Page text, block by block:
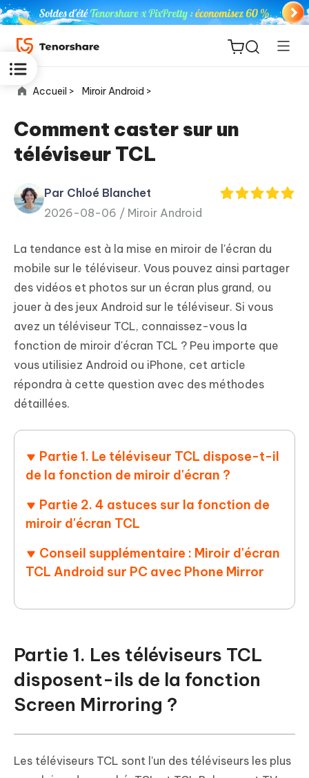
for iOS
PDNob
Editor
iAnyGo
Accueil > Miroir Android >
Comment caster sur un
téléviseur TCL
Par Chloé Blanchet
2026-08-06 / Miroir Android
La tendance est à la mise en miroir de l'écran du
mobile sur le téléviseur. Vous pouvez ainsi partager
des vidéos et photos sur un écran plus grand, ou
jouer à des jeux Android sur le téléviseur. Si vous
avez un téléviseur TCL, connaissez-vous la
fonction de miroir d'écran TCL ? Peu importe que
vous utilisiez Android ou iPhone, cet article
répondra à cette question avec des méthodes
détaillées.
Partie 1. Le téléviseur TCL dispose-t-il
de la fonction de miroir d'écran ?
Partie 2. 4 astuces sur la fonction de
miroir d'écran TCL
Conseil supplémentaire : Miroir d'écran
TCL Android sur PC avec Phone Mirror
Partie 1. Les téléviseurs TCL
disposent-ils de la fonction
Screen Mirroring ?
Les téléviseurs TCL sont l'un des téléviseurs les plus